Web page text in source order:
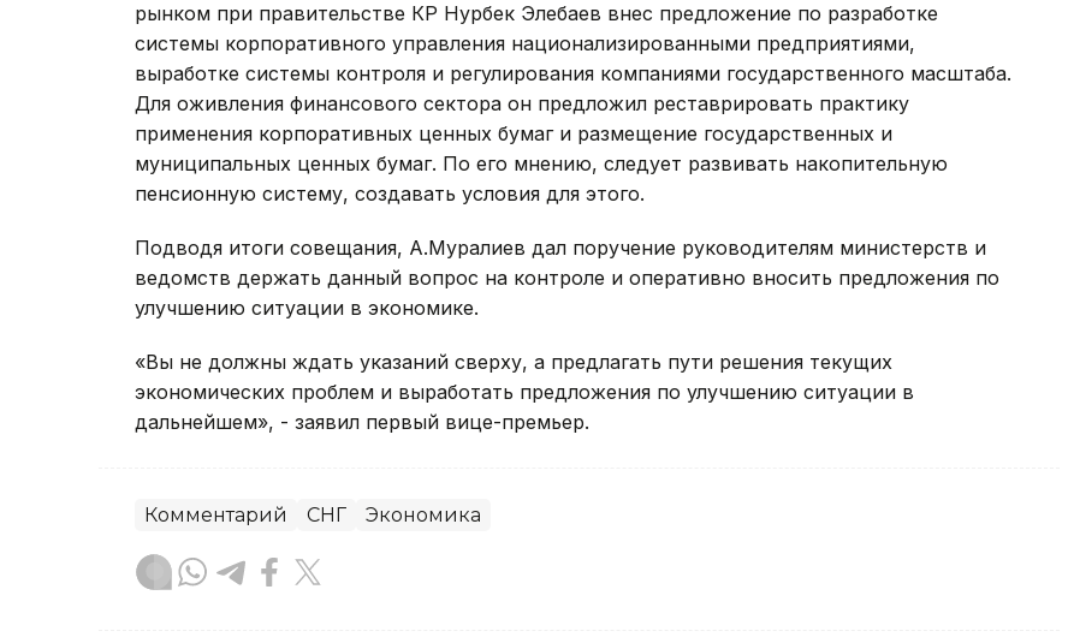
рынком при правительстве КР Нурбек Элебаев внес предложение по разработке
системы корпоративного управления национализированными предприятиями,
выработке системы контроля и регулирования компаниями государственного масштаба.
Для оживления финансового сектора он предложил реставрировать практику
применения корпоративных ценных бумаг и размещение государственных и
муниципальных ценных бумаг. По его мнению, следует развивать накопительную
пенсионную систему, создавать условия для этого.
Подводя итоги совещания, А.Муралиев дал поручение руководителям министерств и
ведомств держать данный вопрос на контроле и оперативно вносить предложения по
улучшению ситуации в экономике.
«Вы не должны ждать указаний сверху, а предлагать пути решения текущих
экономических проблем и выработать предложения по улучшению ситуации в
дальнейшем», - заявил первый вице-премьер.
Комментарий СНГ Экономика